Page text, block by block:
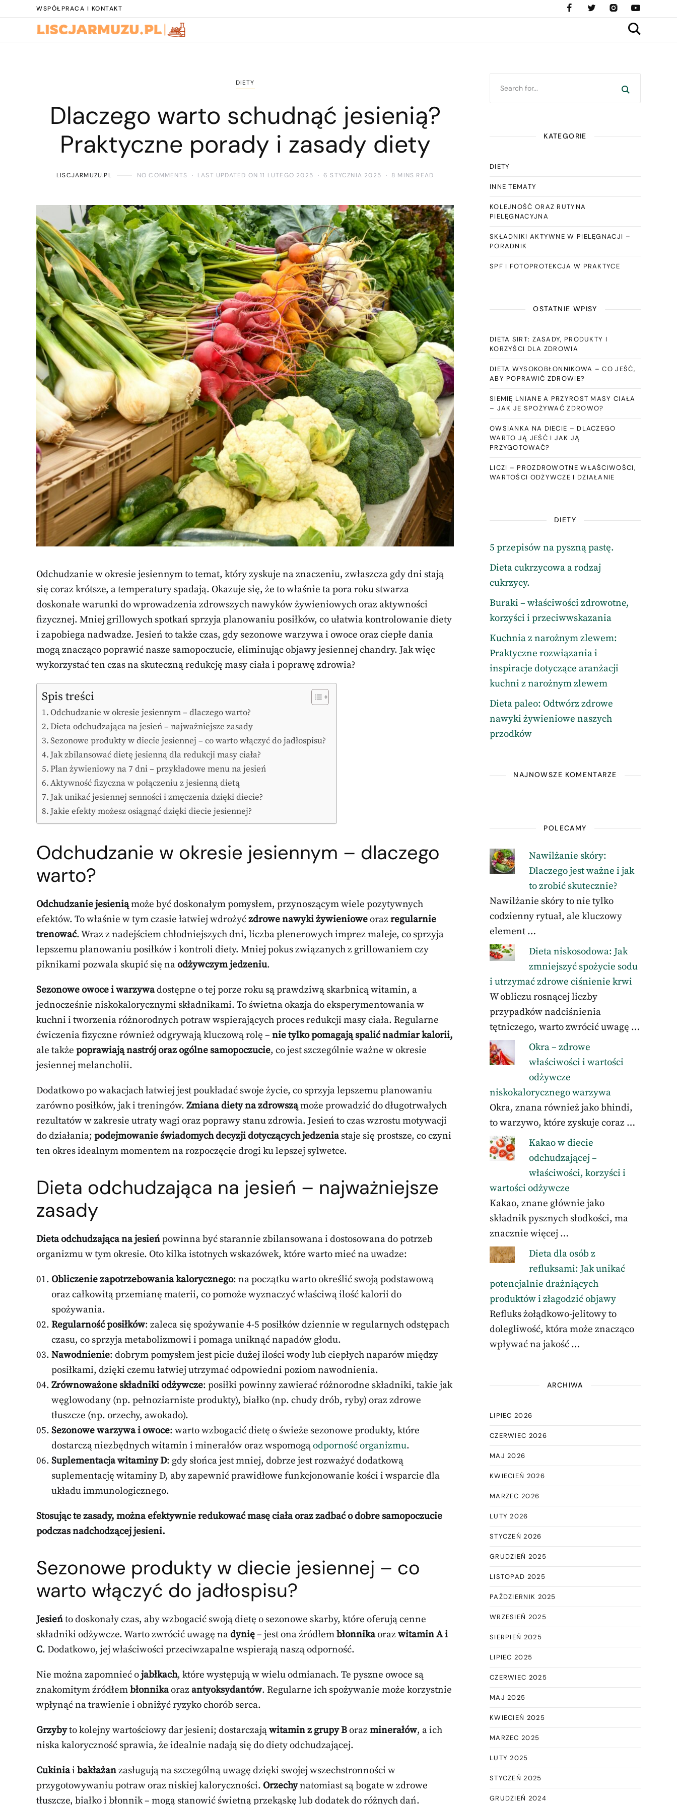
WSPÓŁPRACA I KONTAKT
DIETY
Dlaczego warto schudnąć jesienią?
Praktyczne porady i zasady diety
LISCJARMUZU.PL NO COMMENTS LAST UPDATED ON 11 LUTEGO 2025 6 STYCZNIA 2025 8 MINS READ
Odchudzanie w okresie jesiennym to temat, który zyskuje na znaczeniu, zwłaszcza gdy dni stają
się coraz krótsze, a temperatury spadają. Okazuje się, że to właśnie ta pora roku stwarza
doskonałe warunki do wprowadzenia zdrowszych nawyków żywieniowych oraz aktywności
fizycznej. Mniej grillowych spotkań sprzyja planowaniu posiłków, co ułatwia kontrolowanie diety
i zapobiega nadwadze. Jesień to także czas, gdy sezonowe warzywa i owoce oraz ciepłe dania
mogą znacząco poprawić nasze samopoczucie, eliminując objawy jesiennej chandry. Jak więc
wykorzystać ten czas na skuteczną redukcję masy ciała i poprawę zdrowia?
Spis treści
Odchudzanie w okresie jesiennym – dlaczego warto?
Dieta odchudzająca na jesień – najważniejsze zasady
Sezonowe produkty w diecie jesiennej – co warto włączyć do jadłospisu?
Jak zbilansować dietę jesienną dla redukcji masy ciała?
Plan żywieniowy na 7 dni – przykładowe menu na jesień
Aktywność fizyczna w połączeniu z jesienną dietą
Jak unikać jesiennej senności i zmęczenia dzięki diecie?
Jakie efekty możesz osiągnąć dzięki diecie jesiennej?
Odchudzanie w okresie jesiennym – dlaczego
warto?
Odchudzanie jesieniąmoże być doskonałym pomysłem, przynoszącym wiele pozytywnych
efektów. To właśnie w tym czasie łatwiej wdrożyćzdrowe nawyki żywienioweorazregularnie
trenować. Wraz z nadejściem chłodniejszych dni, liczba plenerowych imprez maleje, co sprzyja
lepszemu planowaniu posiłków i kontroli diety. Mniej pokus związanych z grillowaniem czy
piknikami pozwala skupić się naodżywczym jedzeniu.
Sezonowe owoce i warzywadostępne o tej porze roku są prawdziwą skarbnicą witamin, a
jednocześnie niskokalorycznymi składnikami. To świetna okazja do eksperymentowania w
kuchni i tworzenia różnorodnych potraw wspierających proces redukcji masy ciała. Regularne
ćwiczenia fizyczne również odgrywają kluczową rolę – nie tylko pomagają spalić nadmiar kalorii,
ale także poprawiają nastrój oraz ogólne samopoczucie, co jest szczególnie ważne w okresie
jesiennej melancholii.
Dodatkowo po wakacjach łatwiej jest poukładać swoje życie, co sprzyja lepszemu planowaniu
zarówno posiłków, jak i treningów. Zmiana diety na zdrowsząmoże prowadzić do długotrwałych
rezultatów w zakresie utraty wagi oraz poprawy stanu zdrowia. Jesień to czas wzrostu motywacji
do działania; podejmowanie świadomych decyzji dotyczących jedzeniastaje się prostsze, co czyni
ten okres idealnym momentem na rozpoczęcie drogi ku lepszej sylwetce.
Dieta odchudzająca na jesień – najważniejsze
zasady
Dieta odchudzająca na jesieńpowinna być starannie zbilansowana i dostosowana do potrzeb
organizmu w tym okresie. Oto kilka istotnych wskazówek, które warto mieć na uwadze:
Obliczenie zapotrzebowania kalorycznego: na początku warto określić swoją podstawową
oraz całkowitą przemianę materii, co pomoże wyznaczyć właściwą ilość kalorii do
spożywania.
Regularność posiłków: zaleca się spożywanie 4-5 posiłków dziennie w regularnych odstępach
czasu, co sprzyja metabolizmowi i pomaga uniknąć napadów głodu.
Nawodnienie: dobrym pomysłem jest picie dużej ilości wody lub ciepłych naparów między
posiłkami, dzięki czemu łatwiej utrzymać odpowiedni poziom nawodnienia.
Zrównoważone składniki odżywcze: posiłki powinny zawierać różnorodne składniki, takie jak
węglowodany (np. pełnoziarniste produkty), białko (np. chudy drób, ryby) oraz zdrowe
tłuszcze (np. orzechy, awokado).
Sezonowe warzywa i owoce: warto wzbogacić dietę o świeże sezonowe produkty, które
dostarczą niezbędnych witamin i minerałów oraz wspomogąodporność organizmu.
Suplementacja witaminy D: gdy słońca jest mniej, dobrze jest rozważyć dodatkową
suplementację witaminy D, aby zapewnić prawidłowe funkcjonowanie kości i wsparcie dla
układu immunologicznego.
Stosując te zasady, można efektywnie redukować masę ciała oraz zadbać o dobre samopoczucie
podczas nadchodzącej jesieni.
Sezonowe produkty w diecie jesiennej – co
warto włączyć do jadłospisu?
Jesieńto doskonały czas, aby wzbogacić swoją dietę o sezonowe skarby, które oferują cenne
składniki odżywcze. Warto zwrócić uwagę nadynię– jest ona źródłembłonnikaorazwitamin A i
C. Dodatkowo, jej właściwości przeciwzapalne wspierają naszą odporność.
Nie można zapomnieć ojabłkach, które występują w wielu odmianach. Te pyszne owoce są
znakomitym źródłembłonnikaorazantyoksydantów. Regularne ich spożywanie może korzystnie
wpłynąć na trawienie i obniżyć ryzyko chorób serca.
Grzybyto kolejny wartościowy dar jesieni; dostarczająwitamin z grupy Borazminerałów, a ich
niska kaloryczność sprawia, że idealnie nadają się do diety odchudzającej.
Cukiniai bakłażanzasługują na szczególną uwagę dzięki swojej wszechstronności w
przygotowywaniu potraw oraz niskiej kaloryczności. Orzechynatomiast są bogate w zdrowe
tłuszcze, białko i błonnik – mogą stanowić świetną przekąskę lub dodatek do różnych dań.
KATEGORIE
DIETY
INNE TEMATY
KOLEJNOŚĆ ORAZ RUTYNA
PIELĘGNACYJNA
SKŁADNIKI AKTYWNE W PIELĘGNACJI –
PORADNIK
SPF I FOTOPROTEKCJA W PRAKTYCE
OSTATNIE WPISY
DIETA SIRT: ZASADY, PRODUKTY I
KORZYŚCI DLA ZDROWIA
DIETA WYSOKOBŁONNIKOWA – CO JEŚĆ,
ABY POPRAWIĆ ZDROWIE?
SIEMIĘ LNIANE A PRZYROST MASY CIAŁA
– JAK JE SPOŻYWAĆ ZDROWO?
OWSIANKA NA DIECIE – DLACZEGO
WARTO JĄ JEŚĆ I JAK JĄ
PRZYGOTOWAĆ?
LICZI – PROZDROWOTNE WŁAŚCIWOŚCI,
WARTOŚCI ODŻYWCZE I DZIAŁANIE
DIETY
5 przepisów na pyszną pastę.
Dieta cukrzycowa a rodzaj
cukrzycy.
Buraki – właściwości zdrowotne,
korzyści i przeciwwskazania
Kuchnia z narożnym zlewem:
Praktyczne rozwiązania i
inspiracje dotyczące aranżacji
kuchni z narożnym zlewem
Dieta paleo: Odtwórz zdrowe
nawyki żywieniowe naszych
przodków
NAJNOWSZE KOMENTARZE
POLECAMY
Nawilżanie skóry:
Dlaczego jest ważne i jak
to zrobić skutecznie?
Nawilżanie skóry to nie tylko
codzienny rytuał, ale kluczowy
element …
Dieta niskosodowa: Jak
zmniejszyć spożycie sodu
i utrzymać zdrowe ciśnienie krwi
W obliczu rosnącej liczby
przypadków nadciśnienia
tętniczego, warto zwrócić uwagę …
Okra – zdrowe
właściwości i wartości
odżywcze
niskokalorycznego warzywa
Okra, znana również jako bhindi,
to warzywo, które zyskuje coraz …
Kakao w diecie
odchudzającej –
właściwości, korzyści i
wartości odżywcze
Kakao, znane głównie jako
składnik pysznych słodkości, ma
znacznie więcej …
Dieta dla osób z
refluksami: Jak unikać
potencjalnie drażniących
produktów i złagodzić objawy
Refluks żołądkowo-jelitowy to
dolegliwość, która może znacząco
wpływać na jakość …
ARCHIWA
LIPIEC 2026
CZERWIEC 2026
MAJ 2026
KWIECIEŃ 2026
MARZEC 2026
LUTY 2026
STYCZEŃ 2026
GRUDZIEŃ 2025
LISTOPAD 2025
PAŹDZIERNIK 2025
WRZESIEŃ 2025
SIERPIEŃ 2025
LIPIEC 2025
CZERWIEC 2025
MAJ 2025
KWIECIEŃ 2025
MARZEC 2025
LUTY 2025
STYCZEŃ 2025
GRUDZIEŃ 2024